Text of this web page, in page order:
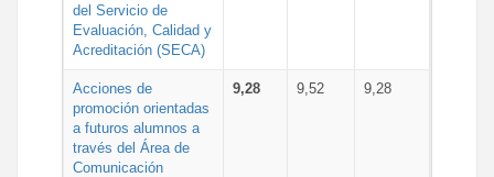
del Servicio de
Evaluación, Calidad y
Acreditación (SECA)
Acciones de
promoción orientadas
a futuros alumnos a
través del Área de
Comunicación
9,28 9,52 9,28